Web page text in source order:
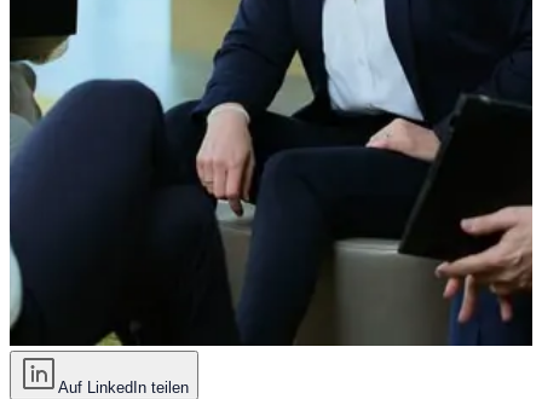
Ein umfassender Leitfaden zum Aufbau eines BI-Teams
Auf LinkedIn teilen